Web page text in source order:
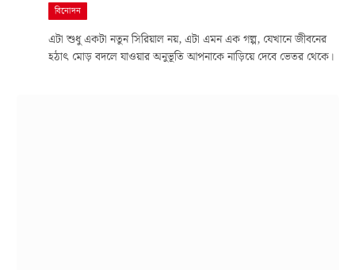
বিনোদন
এটা শুধু একটা নতুন সিরিয়াল নয়, এটা এমন এক গল্প, যেখানে জীবনের
হঠাৎ মোড় বদলে যাওয়ার অনুভূতি আপনাকে নাড়িয়ে দেবে ভেতর থেকে।